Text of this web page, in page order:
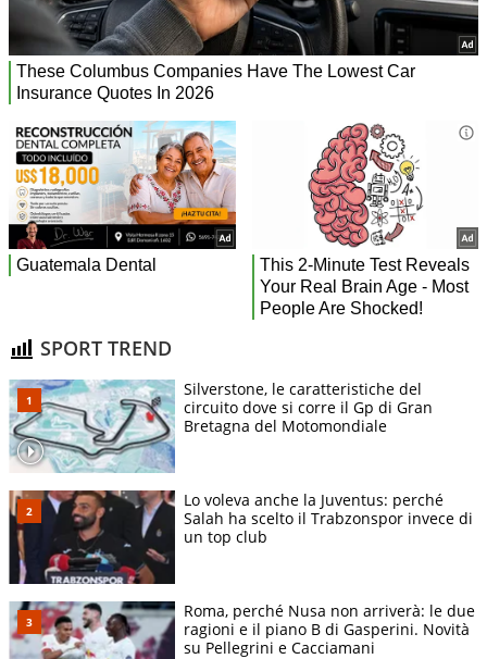
SPORT TREND
Silverstone, le caratteristiche del
circuito dove si corre il Gp di Gran
Bretagna del Motomondiale
Lo voleva anche la Juventus: perché
Salah ha scelto il Trabzonspor invece di
un top club
Roma, perché Nusa non arriverà: le due
ragioni e il piano B di Gasperini. Novità
su Pellegrini e Cacciamani